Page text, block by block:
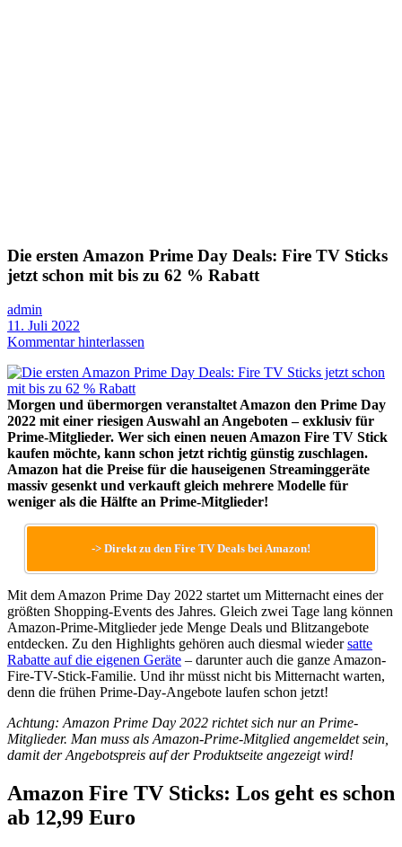
Die ersten Amazon Prime Day Deals: Fire TV Sticks
jetzt schon mit bis zu 62 % Rabatt
admin
11. Juli 2022
Kommentar hinterlassen
Morgen und übermorgen veranstaltet Amazon den Prime Day
2022 mit einer riesigen Auswahl an Angeboten – exklusiv für
Prime-Mitglieder. Wer sich einen neuen Amazon Fire TV Stick
kaufen möchte, kann schon jetzt richtig günstig zuschlagen.
Amazon hat die Preise für die hauseigenen Streaminggeräte
massiv gesenkt und verkauft gleich mehrere Modelle für
weniger als die Hälfte an Prime-Mitglieder!
-> Direkt zu den Fire TV Deals bei Amazon!
Mit dem Amazon Prime Day 2022 startet um Mitternacht eines der
größten Shopping-Events des Jahres. Gleich zwei Tage lang können
Amazon-Prime-Mitglieder jede Menge Deals und Blitzangebote
entdecken. Zu den Highlights gehören auch diesmal wiedersatte
Rabatte auf die eigenen Geräte – darunter auch die ganze Amazon-
Fire-TV-Stick-Familie. Und ihr müsst nicht bis Mitternacht warten,
denn die frühen Prime-Day-Angebote laufen schon jetzt!
Achtung: Amazon Prime Day 2022 richtet sich nur an Prime-
Mitglieder. Man muss als Amazon-Prime-Mitglied angemeldet sein,
damit der Angebotspreis auf der Produktseite angezeigt wird!
Amazon Fire TV Sticks: Los geht es schon
ab 12,99 Euro